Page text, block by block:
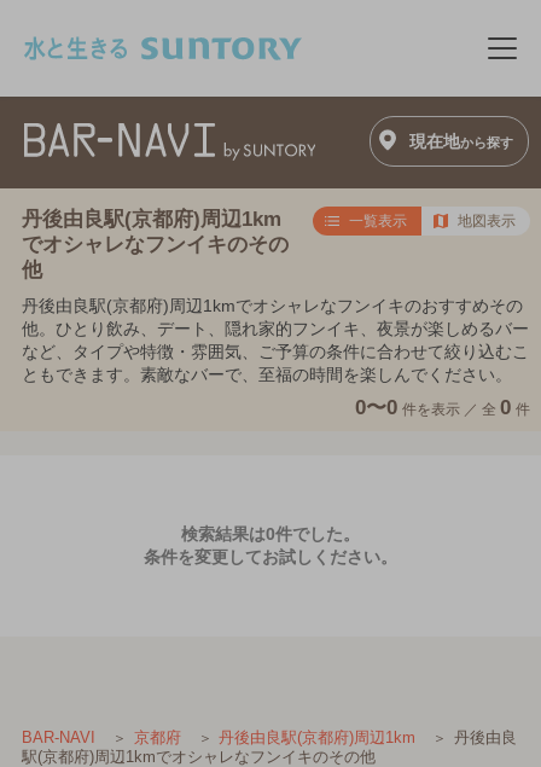
メ
現在地から探す
丹後由良駅(京都府)周辺1km
でオシャレなフンイキのその
他
一覧表示 地図表示
丹後由良駅(京都府)周辺1kmでオシャレなフンイキのおすすめその
他。ひとり飲み、デート、隠れ家的フンイキ、夜景が楽しめるバー
など、タイプや特徴・雰囲気、ご予算の条件に合わせて絞り込むこ
ともできます。素敵なバーで、至福の時間を楽しんでください。
0〜0 件を表示 ／ 全 0 件
検索結果は0件でした。
条件を変更してお試しください。
BAR-NAVI 京都府 丹後由良駅(京都府)周辺1km
丹後由良
駅(京都府)周辺1kmでオシャレなフンイキのその他